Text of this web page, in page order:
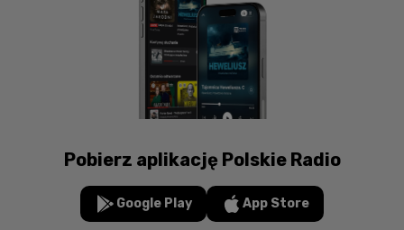
Pobierz aplikację Polskie Radio
Google Play App Store